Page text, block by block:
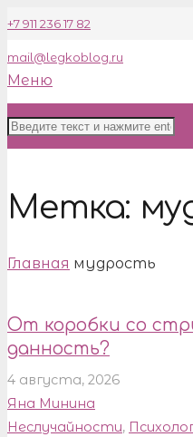
+7 911 236 17 82
mail@legkoblog.ru
Меню
Метка:
Главная мудрость
От коробки со
данность?
4 августа, 2026
Яна Минина
Неслучайности,